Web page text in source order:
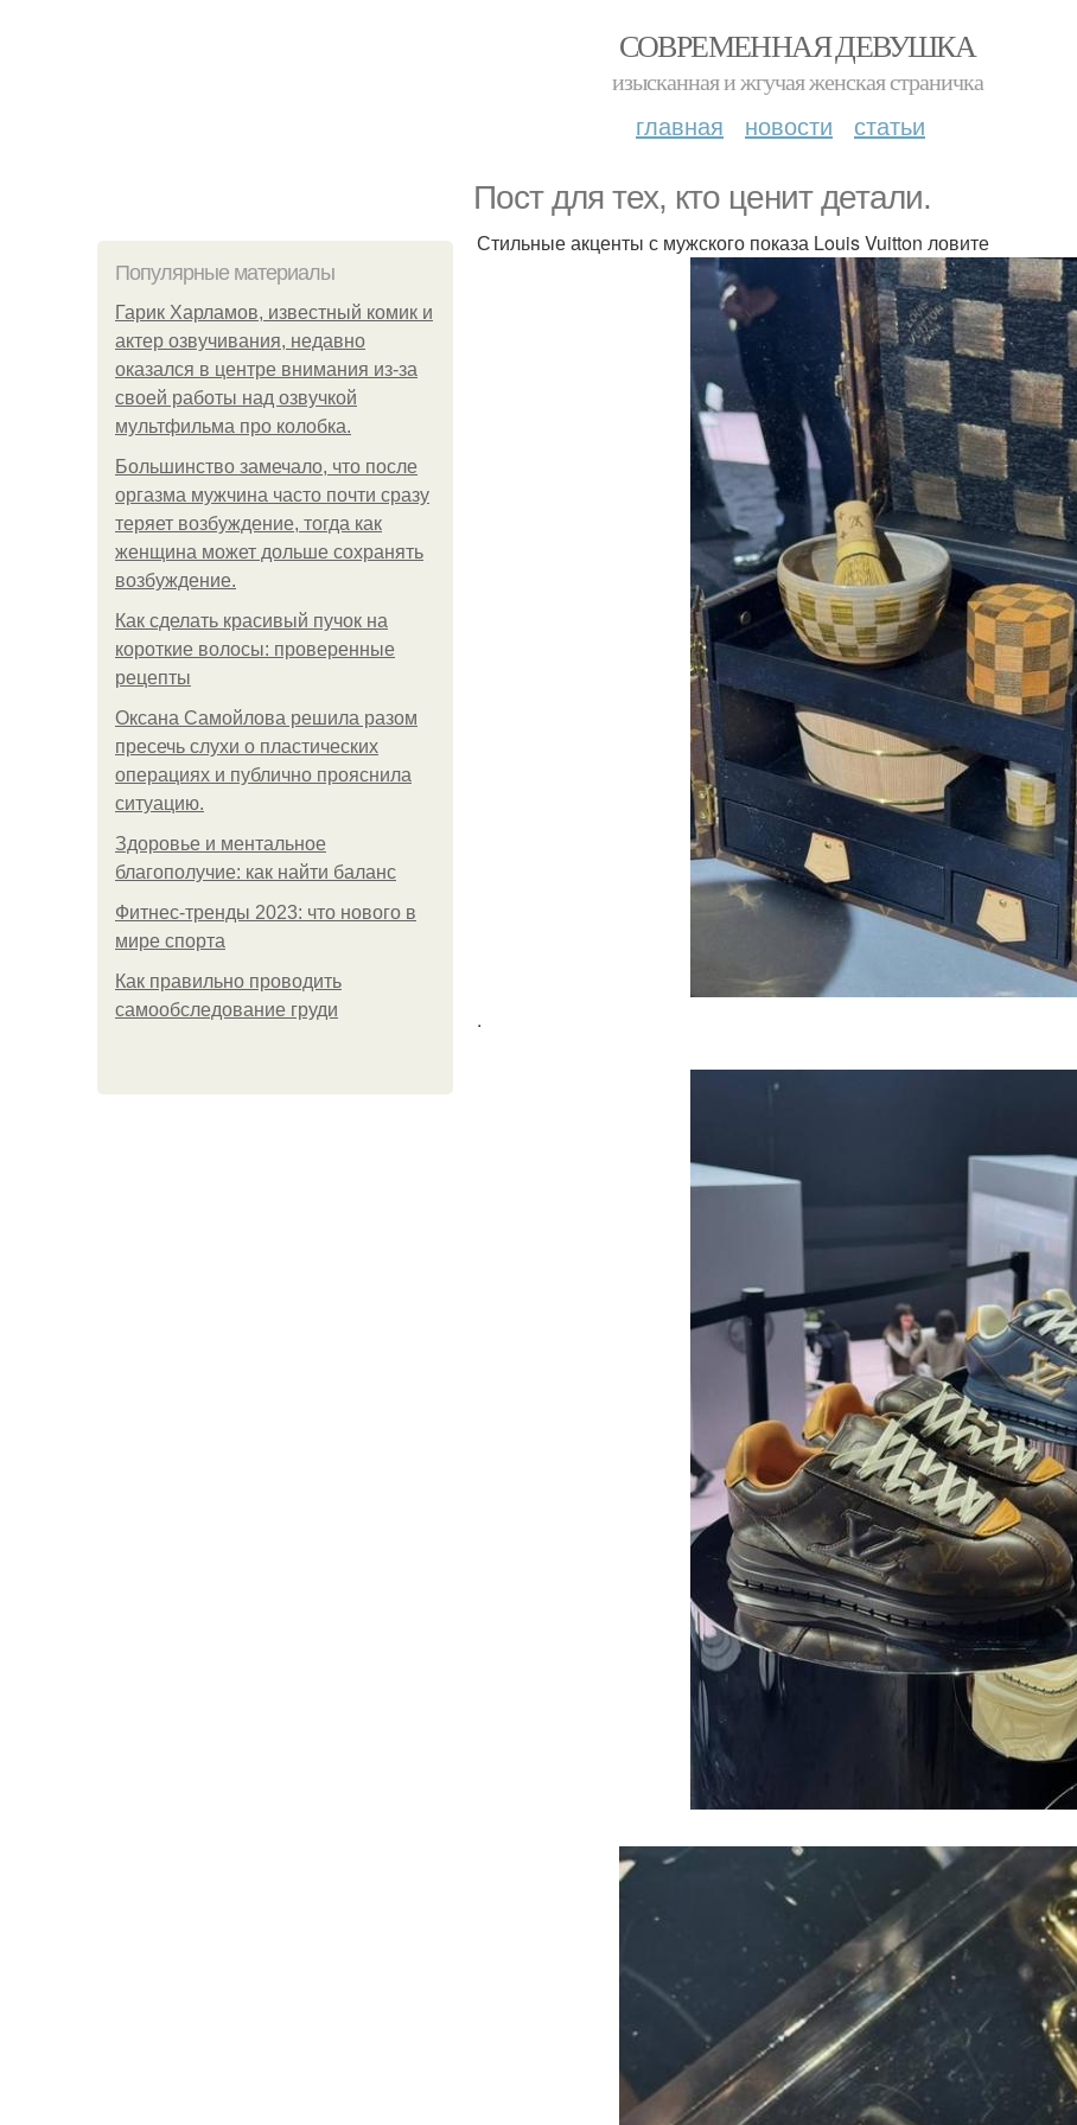
СОВРЕМЕННАЯ ДЕВУШКА
изысканная и жгучая женская страничка
главная новости статьи
Пост для тех, кто ценит детали.
Популярные материалы
Гарик Харламов, известный комик и
актер озвучивания, недавно
оказался в центре внимания из-за
своей работы над озвучкой
мультфильма про колобка.
Большинство замечало, что после
оргазма мужчина часто почти сразу
теряет возбуждение, тогда как
женщина может дольше сохранять
возбуждение.
Как сделать красивый пучок на
короткие волосы: проверенные
рецепты
Оксана Самойлова решила разом
пресечь слухи о пластических
операциях и публично прояснила
ситуацию.
Здоровье и ментальное
благополучие: как найти баланс
Фитнес-тренды 2023: что нового в
мире спорта
Как правильно проводить
самообследование груди
Стильные акценты с мужского показа Louis Vuitton ловите
.